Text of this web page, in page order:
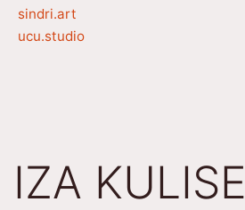
sindri.art
ucu.studio
IZA KULISE